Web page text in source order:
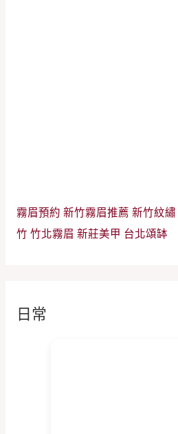
霧眉預約 新竹霧眉推薦 新竹紋繡
竹 竹北霧眉 新莊美甲 台北頌缽
日常